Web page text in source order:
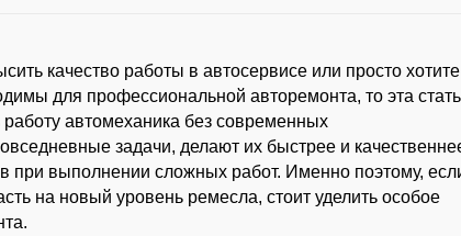
качество работы в автосервисе или просто хотите
для профессиональной авторемонта, то эта
автомеханика без современных
задачи, делают их быстрее и
при выполнении сложных работ. Именно поэтому,
на новый уровень ремесла, стоит уделить особое